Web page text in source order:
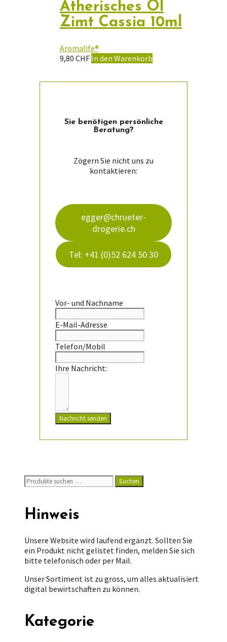
Ätherisches Öl
Zimt Cassia 10ml
Aromalife®
9,80 CHF In den Warenkorb
Sie ­benötigen persön­liche
Beratung?
Zögern Sie nicht uns zu
kontaktieren:
egger@chrueter-
drogerie.ch
Tel: +41 (0)52 624 50 30
Vor- und Nachname
E-Mail-Adresse
Telefon/Mobil
Ihre Nachricht:
Nachricht senden
Suchen
nach:
Suchen
Hinweis
Unsere Website wird laufend ergänzt. Sollten Sie
ein Produkt nicht gelistet finden, melden Sie sich
bitte telefonisch oder per Mail.
Unser Sortiment ist zu gross, um alles aktualisiert
digital bewirtschaften zu können.
Kategorie